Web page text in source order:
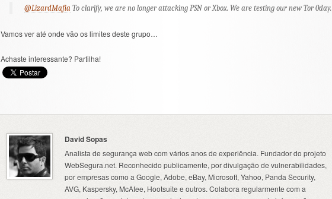
@LizardMafia To clarify, we are no longer attacking PSN or Xbox. We are testing our new Tor 0day.
Vamos ver até onde vão os limites deste grupo…
Achaste interessante? Partilha!
David Sopas
Analista de segurança web com vários anos de experiência. Fundador do projeto
WebSegura.net. Reconhecido publicamente, por divulgação de vulnerabilidades,
por empresas como a Google, Adobe, eBay, Microsoft, Yahoo, Panda Security,
AVG, Kaspersky, McAfee, Hootsuite e outros. Colabora regularmente com a